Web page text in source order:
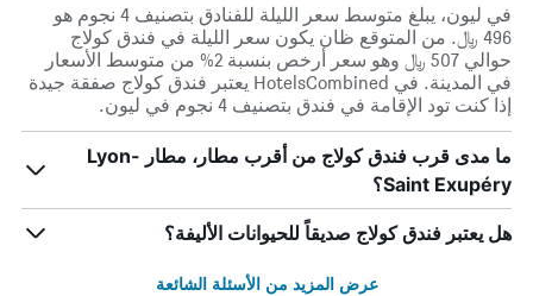
في ليون، يبلغ متوسط ​​سعر الليلة للفنادق بتصنيف 4 نجوم هو
496 ﷼. من المتوقع ظان يكون سعر الليلة في فندق كولاج
حوالي 507 ﷼ وهو سعر أرخص بنسبة 2% من متوسط الأسعار
في المدينة. في HotelsCombined يعتبر فندق كولاج صفقة جيدة
إذا كنت تود الإقامة في فندق بتصنيف 4 نجوم في ليون.
ما مدى قرب فندق كولاج من أقرب مطار، مطار Lyon-
Saint Exupéry؟
هل يعتبر فندق كولاج صديقاً للحيوانات الأليفة؟
عرض المزيد من الأسئلة الشائعة